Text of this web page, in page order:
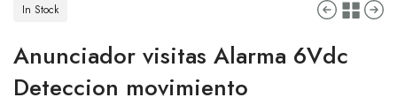
In Stock
Anunciador visitas Alarma 6Vdc
Deteccion movimiento